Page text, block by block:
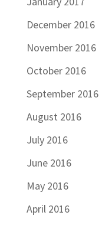
December 2016
November 2016
October 2016
September 2016
August 2016
July 2016
June 2016
May 2016
April 2016